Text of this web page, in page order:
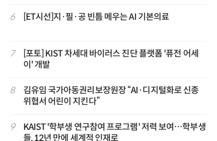
6 [ET시선]지·필·공 빈틈 메우는 AI 기본의료
7
[포토] KIST 차세대 바이러스 진단 플랫폼 '퓨전 어세
이' 개발
8
김유임 국가아동권리보장원장 “AI·디지털화로 신종
위협서 어린이 지킨다”
9
KAIST '학부생 연구참여 프로그램' 저력 보여…학부생
들, 12년 만에 세계적 인재로